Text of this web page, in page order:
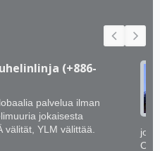
(+886-
palvelua ilman
jokaisesta
välität, YLM välittää.